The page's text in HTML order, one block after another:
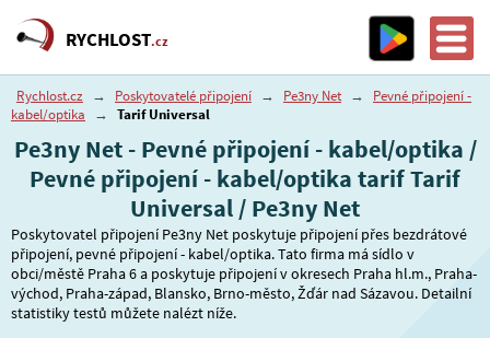
RYCHLOST.cz
Rychlost.cz → Poskytovatelé připojení → Pe3ny Net →
Pevné připojení -
kabel/optika
→ Tarif Universal
Pe3ny Net - Pevné připojení - kabel/optika /
Pevné připojení - kabel/optika tarif Tarif
Universal / Pe3ny Net
Poskytovatel připojení Pe3ny Net poskytuje připojení přes bezdrátové
připojení, pevné připojení - kabel/optika. Tato firma má sídlo v
obci/městě Praha 6 a poskytuje připojení v okresech Praha hl.m., Praha-
východ, Praha-západ, Blansko, Brno-město, Žďár nad Sázavou. Detailní
statistiky testů můžete nalézt níže.